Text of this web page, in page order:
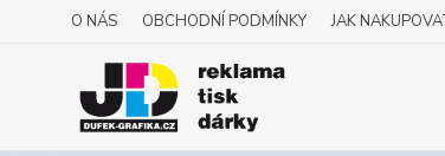
O NÁS OBCHODNÍ PODMÍNKY JAK